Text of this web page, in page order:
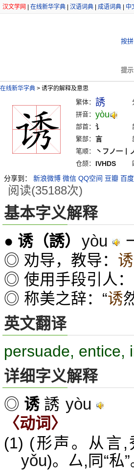
汉文学网 在线新华字典 汉语词典 成语词典 中
按
提示
在线新华字典 > 诱字的解释及意思
繁体： 誘
拼音： yòu
部首： 讠
繁部： 言
笔顺：
丶フノ一丨
仓颉： IVHDS
分享到：
新浪微博 微信 QQ空间 豆瓣 百
阅读(35188次)
基本字义解释
● 诱 （誘） yòu
◎ 劝导，教导： 诱
◎ 使用手段引人：
◎ 称美之辞：“诱
英文翻译
persuade, entice,
详细字义解释
◎ 诱 誘 yòu
〈动词〉
(1) (形声。从言
yǒu)。厶,同“私